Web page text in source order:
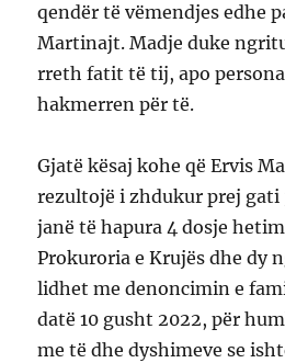
qendër të vëmendjes edhe
Martinajt. Madje duke
rreth fatit të tij, apo
hakmerren për të.
Gjatë kësaj kohe që Ervis
rezultojë i zhdukur prej gati
janë të hapura 4 dosje
Prokuroria e Krujës dhe dy
lidhet me denoncimin e
datë 10 gusht 2022, për
me të dhe dyshimeve se